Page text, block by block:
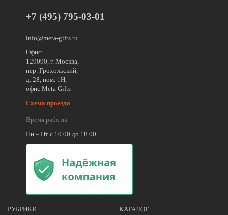
+7 (495) 795-03-01
info@meta-gifts.ru
Офис:
129090, г. Москва,
пер. Грохольский,
д. 28, пом. 1Н,
офис Meta Gifts
Схема проезда
Время работы
Пн – Пт с 10.00 до 18.00
РУБРИКИ КАТАЛОГ